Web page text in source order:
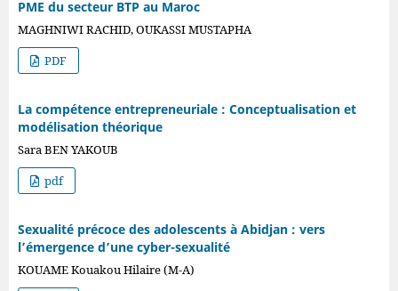
PME du secteur BTP au Maroc
MAGHNIWI RACHID, OUKASSI MUSTAPHA
PDF
La compétence entrepreneuriale : Conceptualisation et
modélisation théorique
Sara BEN YAKOUB
pdf
Sexualité précoce des adolescents à Abidjan : vers
l’émergence d’une cyber-sexualité
KOUAME Kouakou Hilaire (M-A)